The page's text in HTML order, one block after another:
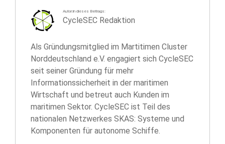
Autor:in dieses Beitrags:
CycleSEC Redaktion
Als Gründungsmitglied im Martitimen Cluster
Norddeutschland e.V. engagiert sich CycleSEC
seit seiner Gründung für mehr
Informationssicherheit in der maritimen
Wirtschaft und betreut auch Kunden im
maritimen Sektor. CycleSEC ist Teil des
nationalen Netzwerkes SKAS: Systeme und
Komponenten für autonome Schiffe.